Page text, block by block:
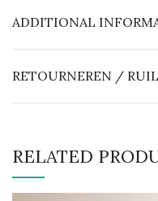
ADDITIONAL
RETOURNEREN /
RELATED